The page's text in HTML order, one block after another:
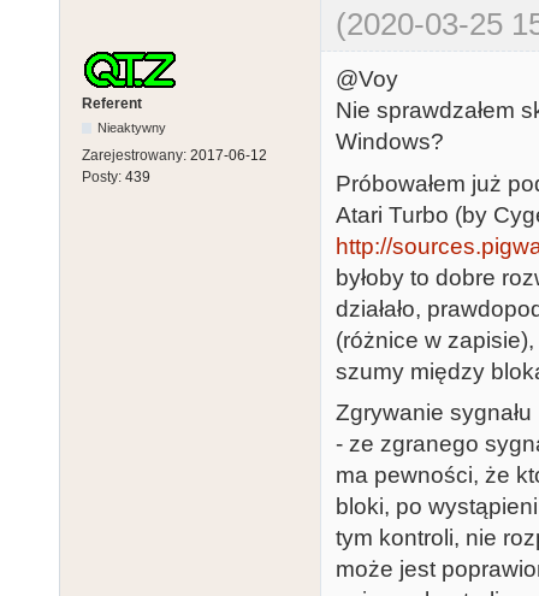
(2020-03-25
Referent
Nieaktywny
Zarejestrowany: 2017-06-12
Posty: 439
@Voy
Nie sprawdzałem
Windows?
Próbowałem już
Atari Turbo (by
http://
byłoby to dobre
działało,
(różnice w
szumy między
Zgrywanie
- ze zgranego
ma pewności, że
bloki, po
tym kontroli, nie
może jest